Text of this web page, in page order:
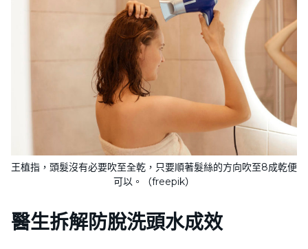
王植指，頭髮沒有必要吹至全乾，只要順著髮絲的方向吹至8成乾便
可以。（freepik）
醫生拆解防脫洗頭水成效